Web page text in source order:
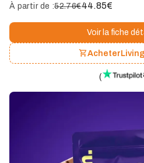
À partir de :52.76€44.85€
Voir la fiche
Acheter
(